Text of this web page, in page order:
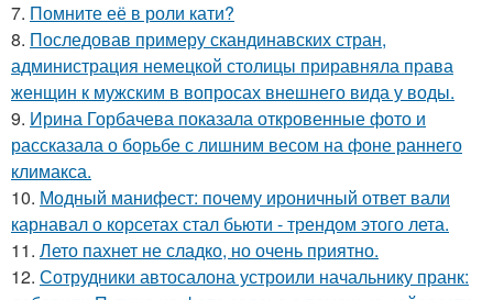
7. Помните её в роли кати?
8. Последовав примеру скандинавских стран,
администрация немецкой столицы приравняла права
женщин к мужским в вопросах внешнего вида у воды.
9. Ирина Горбачева показала откровенные фото и
рассказала о борьбе с лишним весом на фоне раннего
климакса.
10. Модный манифест: почему ироничный ответ вали
карнавал о корсетах стал бьюти - трендом этого лета.
11. Лето пахнет не сладко, но очень приятно.
12. Сотрудники автосалона устроили начальнику пранк: